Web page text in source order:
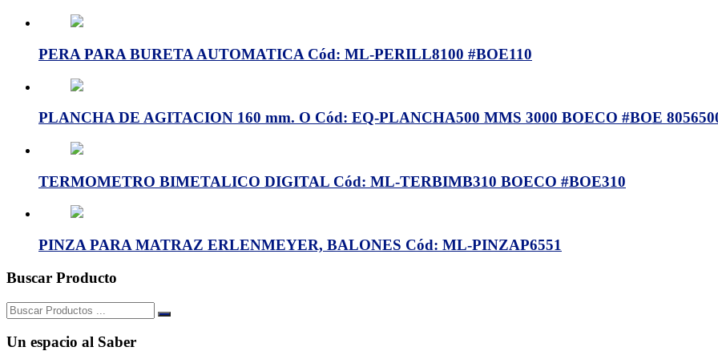
PERA PARA BURETA AUTOMATICA Cód: ML-PERILL8100 #BOE110
PLANCHA DE AGITACION 160 mm. O Cód: EQ-PLANCHA500 MMS 3000 BOECO #BOE
TERMOMETRO BIMETALICO DIGITAL Cód: ML-TERBIMB310 BOECO #BOE310
PINZA PARA MATRAZ ERLENMEYER, BALONES Cód: ML-PINZAP6551
Buscar Producto
Buscar:
Un espacio al Saber